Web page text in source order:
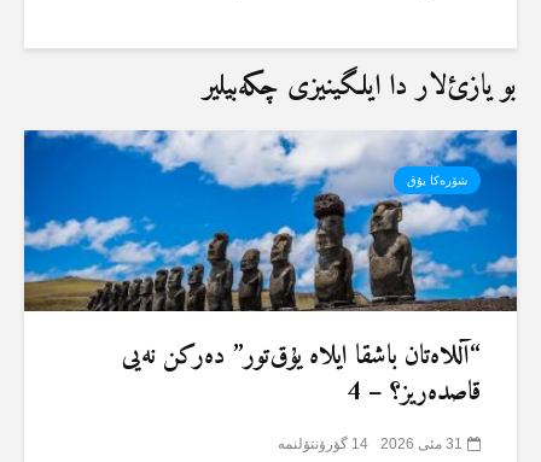
بو یازئ‌لار دا ایلگینیزی چکەبیلیر
شۆرەکا یۇق
“آللاەتان باشقا ایلاە یۇق‌تور” دەرکن نەیی
قاصدەریز؟ – 4
31 مئی 2026 14 گؤرۆنتۆلنمە